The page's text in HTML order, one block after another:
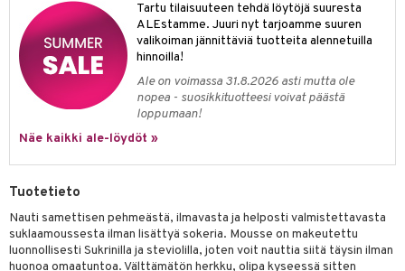
Tartu tilaisuuteen tehdä löytöjä suuresta
ALEstamme. Juuri nyt tarjoamme suuren
valikoiman jännittäviä tuotteita alennetuilla
hinnoilla!
Ale on voimassa 31.8.2026 asti mutta ole
nopea - suosikkituotteesi voivat päästä
loppumaan!
Näe kaikki ale-löydöt »
Tuotetieto
Nauti samettisen pehmeästä, ilmavasta ja helposti valmistettavasta
suklaamoussesta ilman lisättyä sokeria. Mousse on makeutettu
luonnollisesti Sukrinilla ja steviolilla, joten voit nauttia siitä täysin ilman
huonoa omaatuntoa. Välttämätön herkku, olipa kyseessä sitten
tuotteet
hoito
jalat
hoito
hoito
hoito
lihakset